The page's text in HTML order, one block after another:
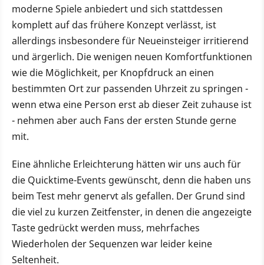
moderne Spiele anbiedert und sich stattdessen
komplett auf das frühere Konzept verlässt, ist
allerdings insbesondere für Neueinsteiger irritierend
und ärgerlich. Die wenigen neuen Komfortfunktionen
wie die Möglichkeit, per Knopfdruck an einen
bestimmten Ort zur passenden Uhrzeit zu springen -
wenn etwa eine Person erst ab dieser Zeit zuhause ist
- nehmen aber auch Fans der ersten Stunde gerne
mit.
Eine ähnliche Erleichterung hätten wir uns auch für
die Quicktime-Events gewünscht, denn die haben uns
beim Test mehr genervt als gefallen. Der Grund sind
die viel zu kurzen Zeitfenster, in denen die angezeigte
Taste gedrückt werden muss, mehrfaches
Wiederholen der Sequenzen war leider keine
Seltenheit.